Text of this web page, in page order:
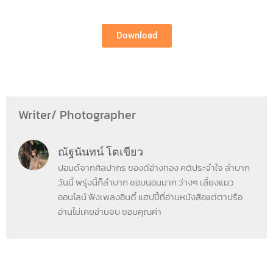
Download
Writer/ Photographer
ณัฐนันทน์ โตเขียว
ปอนด์จากศิลปากร ของดีอ่างทอง คติประจำใจ ลำบาก
วันนี้ พรุ่งนี้ก็ลำบาก ชอบนอนมาก ว่างๆ เลี้ยงแมว
ออนไลน์ ฟังเพลงอินดี้ แฮปปี้ที่อ่านหนังสือแต่ตาปรือ
อ่านไม่เคยอ่านจบ ขอบคุณค่า